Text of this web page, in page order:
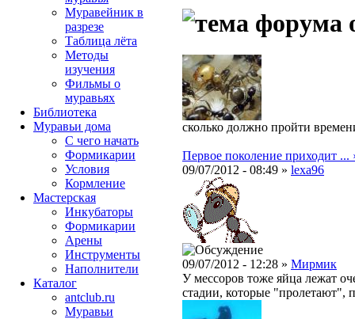
сколько должно пройти
Первое поколение приходит ...
09/07/2012 - 08:49 » lexa96
09/07/2012 - 12:28 » Мирмик
У мессоров тоже яйца лежат
стадии, которые "пролетают",
Муравейник в
разрезе
Таблица лёта
Методы
изучения
Фильмы о
муравьях
Библиотека
Муравьи дома
С чего начать
Формикарии
Условия
Кормление
Мастерская
Инкубаторы
Формикарии
Арены
Инструменты
Наполнители
Каталог
antclub.ru
Муравьи